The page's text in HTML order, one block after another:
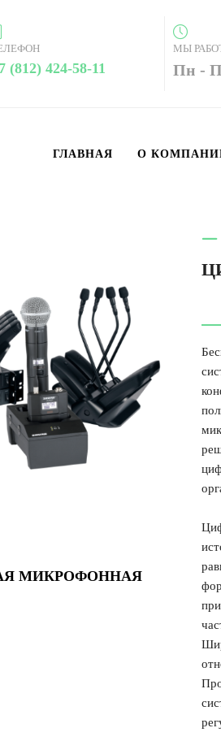
(812) 424-58-11
МЫ
Пн -
ГЛАВНАЯ О КОМПАНИИ
МИКРОФОННАЯ